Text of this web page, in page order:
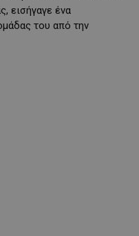
εισήγαγε ένα
του από την